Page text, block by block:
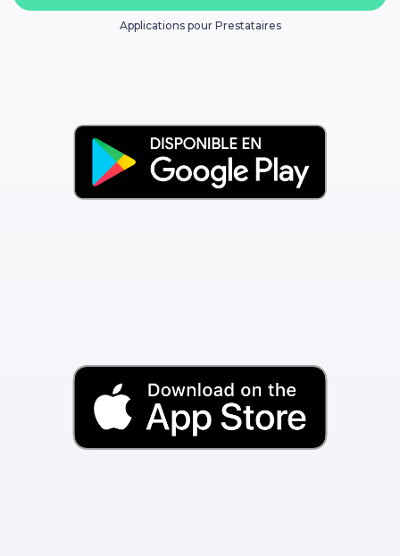
Applications pour Prestataires